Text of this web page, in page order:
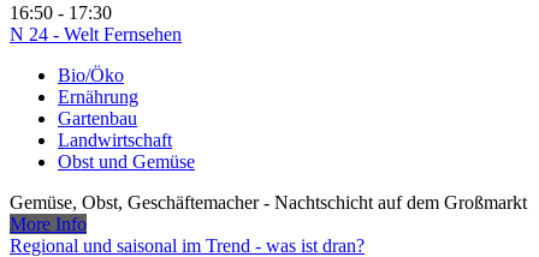
16:50 - 17:30
N 24 - Welt Fernsehen
Bio/Öko
Ernährung
Gartenbau
Landwirtschaft
Obst und Gemüse
Gemüse, Obst, Geschäftemacher - Nachtschicht auf dem Großmarkt
More Info
Regional und saisonal im Trend - was ist dran?